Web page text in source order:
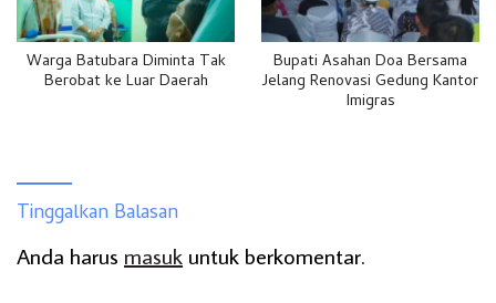
Warga Batubara Diminta Tak
Berobat ke Luar Daerah
Bupati Asahan Doa Bersama
Jelang Renovasi Gedung Kantor
Imigras
Tinggalkan Balasan
Anda harus masuk untuk berkomentar.